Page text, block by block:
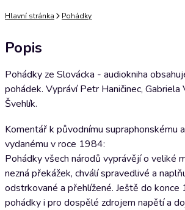
Hlavní stránka Pohádky
Popis
Pohádky ze Slovácka - audiokniha
pohádek. Vypráví Petr Haničinec, Gabriela
Švehlík.
Komentář k původnímu
vydanému v roce 1984:
Pohádky všech národů vyprávějí o veliké
nezná překážek, chválí spravedlivé a
odstrkované a přehlížené. Ještě do
pohádky i pro dospělé zdrojem napětí a